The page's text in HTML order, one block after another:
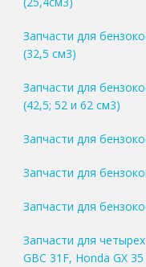
Запчасти для
(32,5 см3)
Запчасти для
(42,5; 52 и 62 см3)
Запчасти для
Запчасти для
Запчасти для
Запчасти для
GBC 31F, Honda GX